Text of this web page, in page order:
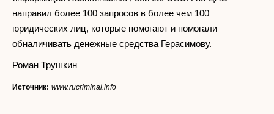
направил более 100 запросов в более чем 100
юридических лиц, которые помогают и помогали
обналичивать денежные средства Герасимову.
Роман Трушкин
Источник: www.rucriminal.info